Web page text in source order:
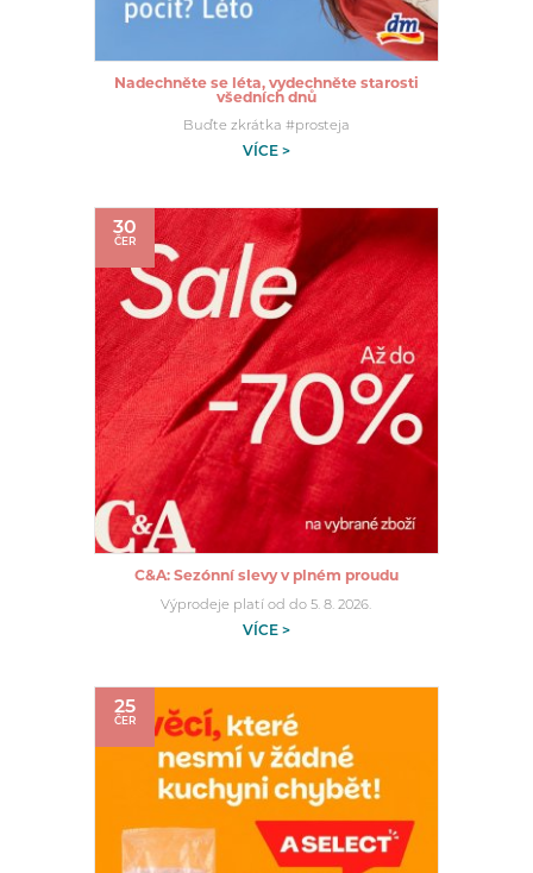
Nadechněte se léta, vydechněte starosti
všedních dnů
Buďte zkrátka #prosteja
VÍCE >
30
ČER
C&A: Sezónní slevy v plném proudu
Výprodeje platí od do 5. 8. 2026.
VÍCE >
25
ČER